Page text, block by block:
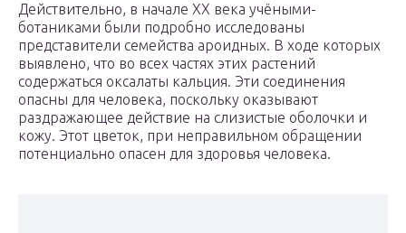
Действительно, в начале XX века учёными-
ботаниками были подробно исследованы
представители семейства ароидных. В ходе которых
выявлено, что во всех частях этих растений
содержаться оксалаты кальция. Эти соединения
опасны для человека, поскольку оказывают
раздражающее действие на слизистые оболочки и
кожу. Этот цветок, при неправильном обращении
потенциально опасен для здоровья человека.